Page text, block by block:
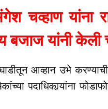
यांना
बजाज यांनी केली
आव्हान उभे करण्याची
पदाधिकार्‍यांना